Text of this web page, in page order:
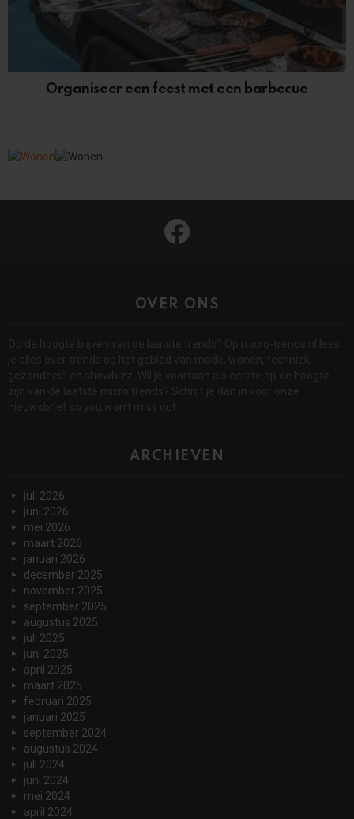
Organiseer een feest met een barbecue
facebook
OVER ONS
ARCHIEVEN
juli 2026
juni 2026
mei 2026
maart 2026
januari 2026
december 2025
november 2025
september 2025
augustus 2025
juli 2025
juni 2025
april 2025
maart 2025
februari 2025
januari 2025
september 2024
augustus 2024
juli 2024
juni 2024
mei 2024
april 2024